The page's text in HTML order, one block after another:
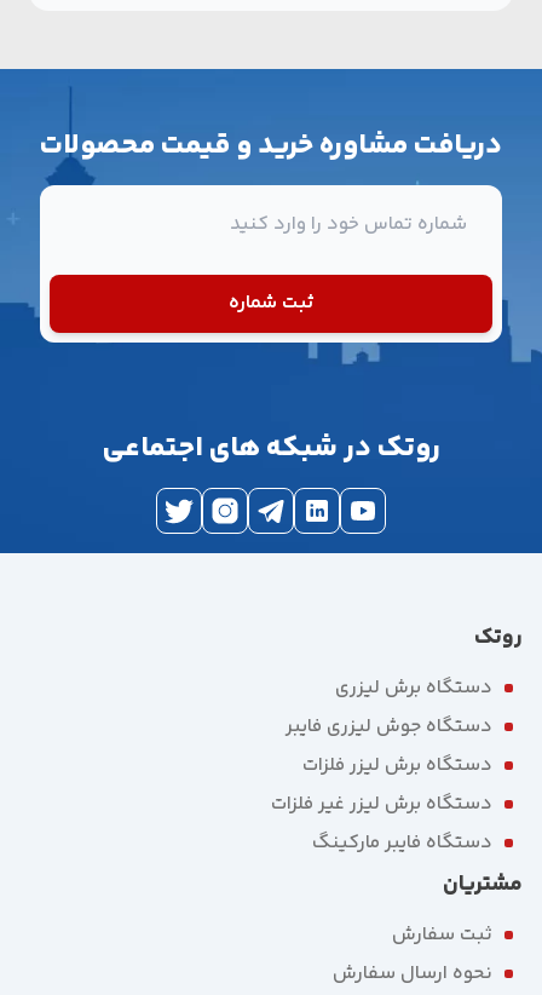
دریافت مشاوره خرید و قیمت محصولات
ثبت شماره
روتک در شبکه های اجتماعی
روتک
دستگاه برش لیزری
دستگاه جوش لیزری فایبر
دستگاه برش لیزر فلزات
دستگاه برش لیزر غیر فلزات
دستگاه فایبر مارکینگ
مشتریان
ثبت سفارش
نحوه ارسال سفارش